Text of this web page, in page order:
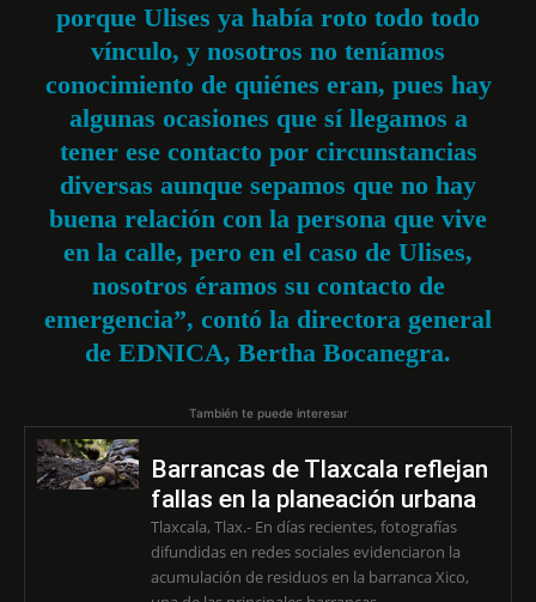
porque Ulises ya había roto todo todo
vínculo, y nosotros no teníamos
conocimiento de quiénes eran, pues hay
algunas ocasiones que sí llegamos a
tener ese contacto por circunstancias
diversas aunque sepamos que no hay
buena relación con la persona que vive
en la calle, pero en el caso de Ulises,
nosotros éramos su contacto de
emergencia”, contó la directora general
de EDNICA, Bertha Bocanegra.
También te puede interesar
Barrancas de Tlaxcala reflejan
fallas en la planeación urbana
Tlaxcala, Tlax.- En días recientes, fotografías
difundidas en redes sociales evidenciaron la
acumulación de residuos en la barranca Xico,